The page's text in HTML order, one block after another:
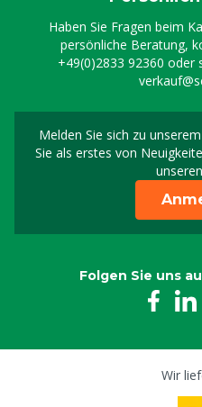
Haben Sie Fragen beim
persönliche Beratung,
+49(0)2833 92360 oder
Melden Sie sich zu
Sie als erstes von
Folgen Sie uns
Wir